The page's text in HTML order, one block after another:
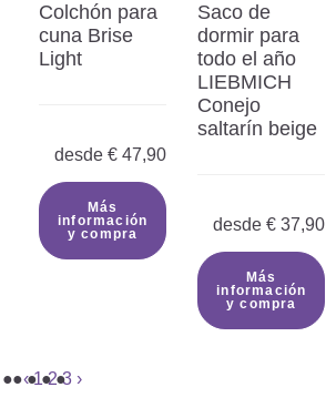
Colchón para
cuna Brise
Light
desde € 47,90
Más
información
y compra
Saco de
dormir para
todo el año
LIEBMICH
Conejo
saltarín beige
desde € 37,90
Más
información
y compra
‹ 1 2 3 ›